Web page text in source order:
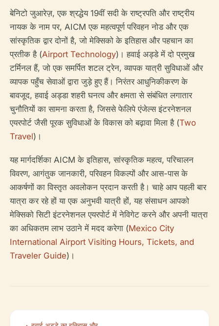
बेनिटो जुआरेज़, एक श्रद्धेय 19वीं सदी के राष्ट्रपति और राष्ट्रीय
नायक के नाम पर, AICM एक महत्वपूर्ण परिवहन नोड और एक
सांस्कृतिक द्वार दोनों है, जो मेक्सिको के इतिहास और पहचान का
प्रतीक है (Airport Technology)। हवाई अड्डे में दो प्रमुख
टर्मिनल हैं, जो एक समर्पित शटल ट्रेन, व्यापक यात्री सुविधाओं और
व्यापक पहुँच सेवाओं द्वारा जुड़े हुए हैं। निरंतर आधुनिकीकरण के
बावजूद, हवाई अड्डा शहरी घनत्व और क्षमता से संबंधित लगातार
चुनौतियों का सामना करता है, जिससे फेलिपे एंजेल्स इंटरनेशनल
एयरपोर्ट जैसी पूरक सुविधाओं के विकास को बढ़ावा मिला है (Two
Travel)।
यह मार्गदर्शिका AICM के इतिहास, सांस्कृतिक महत्व, परिचालन
विवरण, आगंतुक जानकारी, परिवहन विकल्पों और आस-पास के
आकर्षणों का विस्तृत अवलोकन प्रदान करती है। चाहे आप पहली बार
यात्रा कर रहे हों या एक अनुभवी यात्री हों, यह संसाधन आपको
मेक्सिको सिटी इंटरनेशनल एयरपोर्ट में नेविगेट करने और अपनी यात्रा
का अधिकतम लाभ उठाने में मदद करेगा (Mexico City
International Airport Visiting Hours, Tickets, and
Traveler Guide)।